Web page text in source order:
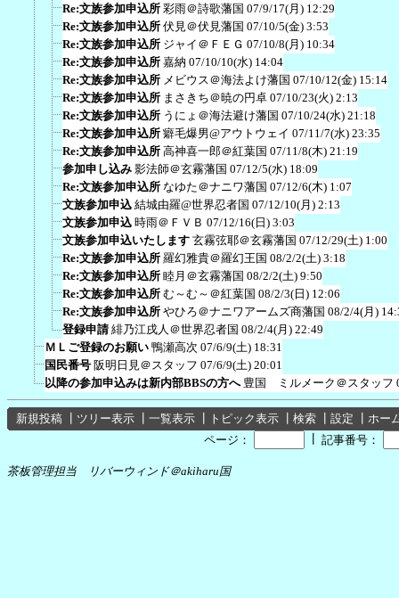
Re:文族参加申込所 彩雨＠詩歌藩国 07/9/17(月) 12:29
Re:文族参加申込所 伏見＠伏見藩国 07/10/5(金) 3:53
Re:文族参加申込所 ジャイ＠ＦＥＧ 07/10/8(月) 10:34
Re:文族参加申込所 嘉納 07/10/10(水) 14:04
Re:文族参加申込所 メビウス＠海法よけ藩国 07/10/12(金) 15:14
Re:文族参加申込所 まさきち＠暁の円卓 07/10/23(火) 2:13
Re:文族参加申込所 うにょ＠海法避け藩国 07/10/24(水) 21:18
Re:文族参加申込所 癖毛爆男@アウトウェイ 07/11/7(水) 23:35
Re:文族参加申込所 高神喜一郎＠紅葉国 07/11/8(木) 21:19
参加申し込み 影法師＠玄霧藩国 07/12/5(水) 18:09
Re:文族参加申込所 なゆた＠ナニワ藩国 07/12/6(木) 1:07
文族参加申込 結城由羅@世界忍者国 07/12/10(月) 2:13
文族参加申込 時雨＠ＦＶＢ 07/12/16(日) 3:03
文族参加申込いたします 玄霧弦耶＠玄霧藩国 07/12/29(土) 1:00
Re:文族参加申込所 羅幻雅貴＠羅幻王国 08/2/2(土) 3:18
Re:文族参加申込所 睦月＠玄霧藩国 08/2/2(土) 9:50
Re:文族参加申込所 む～む～＠紅葉国 08/2/3(日) 12:06
Re:文族参加申込所 やひろ＠ナニワアームズ商藩国 08/2/4(月)
登録申請 緋乃江戌人＠世界忍者国 08/2/4(月) 22:49
ＭＬご登録のお願い 鴨瀬高次 07/6/9(土) 18:31
国民番号 阪明日見＠スタッフ 07/6/9(土) 20:01
以降の参加申込みは新内部BBSの方へ 豊国 ミルメーク＠スタッフ
新規投稿 ツリー表示 一覧表示 トピック表示 検索 設定
ホー
ページ：
記事番号：
茶板管理担当 リバーウィンド＠akiharu国